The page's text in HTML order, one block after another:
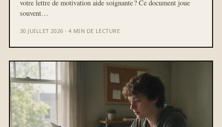
votre lettre de motivation aide soignante ? Ce document joue
souvent…
30 JUILLET 2026 · 4 MIN DE LECTURE